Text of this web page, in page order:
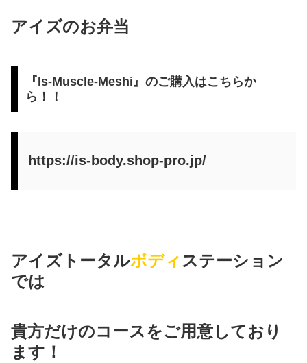
アイズのお弁当
『Is-Muscle-Meshi』のご購入はこちらか
ら！！
https://is-body.shop-pro.jp/
アイズトータルボディステーション
では
貴方だけのコースをご用意しており
ます！